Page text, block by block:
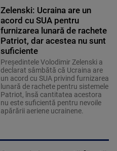
Zelenski: Ucraina are un
acord cu SUA pentru
furnizarea lunară de rachete
Patriot, dar acestea nu sunt
suficiente
Preşedintele Volodimir Zelenski a
declarat sâmbătă că Ucraina are
un acord cu SUA privind furnizarea
lunară de rachete pentru sistemele
Patriot, însă cantitatea acestora
nu este suficientă pentru nevoile
apărării aeriene ucrainene.